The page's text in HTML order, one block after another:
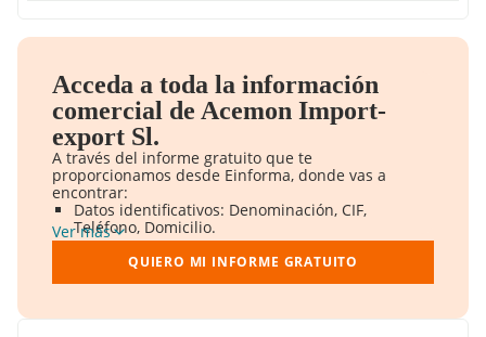
Acceda a toda la información
comercial de Acemon Import-
export Sl.
A través del informe gratuito que te
proporcionamos desde Einforma, donde vas a
encontrar:
Datos identificativos: Denominación, CIF,
Teléfono, Domicilio.
Informe Mercantil Completo (BORME).
Gráficos de Evolución Ventas y Empleados.
Consejo de Administración y Administradores.
Ver más
QUIERO MI INFORME GRATUITO